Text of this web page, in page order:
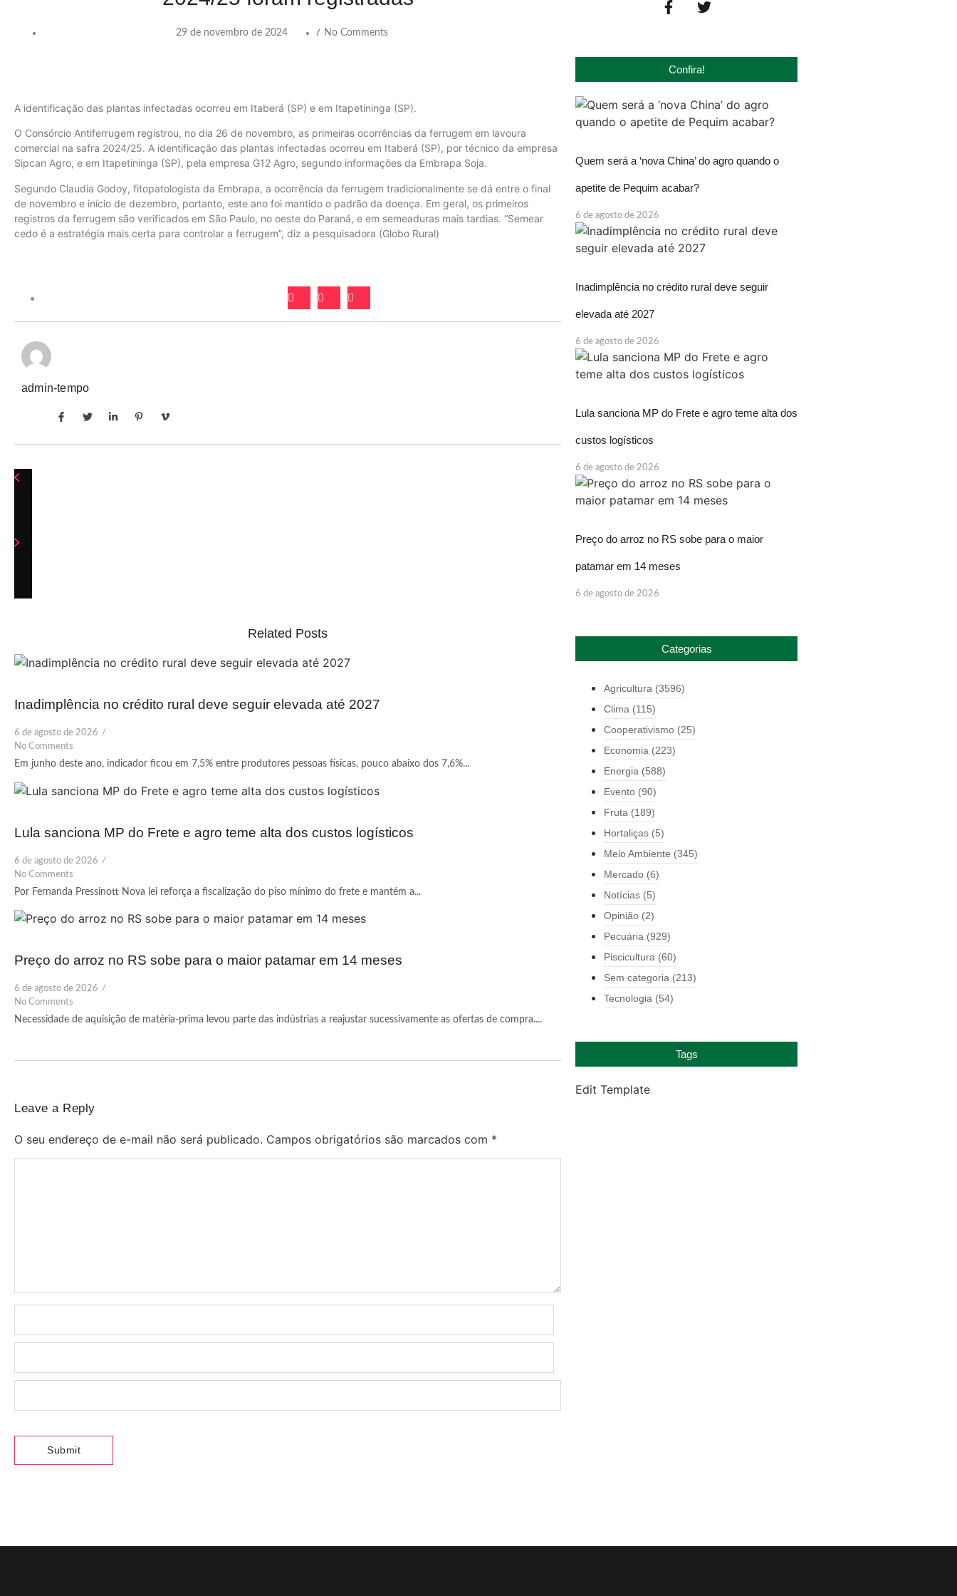
29 de novembro de 2024 / No Comments
A identificação das plantas infectadas ocorreu em Itaberá (SP) e em Itapetininga (SP).
O Consórcio Antiferrugem registrou, no dia 26 de novembro, as primeiras ocorrências da ferrugem em lavoura
comercial na safra 2024/25. A identificação das plantas infectadas ocorreu em Itaberá (SP), por técnico da empresa
Sipcan Agro, e em Itapetininga (SP), pela empresa G12 Agro, segundo informações da Embrapa Soja.
Segundo Claudia Godoy, fitopatologista da Embrapa, a ocorrência da ferrugem tradicionalmente se dá entre o final
de novembro e início de dezembro, portanto, este ano foi mantido o padrão da doença. Em geral, os primeiros
registros da ferrugem são verificados em São Paulo, no oeste do Paraná, e em semeaduras mais tardias. “Semear
cedo é a estratégia mais certa para controlar a ferrugem”, diz a pesquisadora (Globo Rural)
admin-tempo
Related Posts
Inadimplência no crédito rural deve seguir elevada até 2027
6 de agosto de 2026 /
No Comments
Em junho deste ano, indicador ficou em 7,5% entre produtores pessoas físicas, pouco abaixo dos 7,6%...
Lula sanciona MP do Frete e agro teme alta dos custos logísticos
6 de agosto de 2026 /
No Comments
Por Fernanda Pressinott Nova lei reforça a fiscalização do piso mínimo do frete e mantém a...
Preço do arroz no RS sobe para o maior patamar em 14 meses
6 de agosto de 2026 /
No Comments
Necessidade de aquisição de matéria-prima levou parte das indústrias a reajustar sucessivamente as ofertas de compra....
Leave a Reply
O seu endereço de e-mail não será publicado. Campos obrigatórios são marcados com *
Confira!
Quem será a ‘nova China’ do agro quando o
apetite de Pequim acabar?
6 de agosto de 2026
Inadimplência no crédito rural deve seguir
elevada até 2027
6 de agosto de 2026
Lula sanciona MP do Frete e agro teme alta dos
custos logísticos
6 de agosto de 2026
Preço do arroz no RS sobe para o maior
patamar em 14 meses
6 de agosto de 2026
Categorias
Agricultura (3596)
Clima (115)
Cooperativismo (25)
Economia (223)
Energia (588)
Evento (90)
Fruta (189)
Hortaliças (5)
Meio Ambiente (345)
Mercado (6)
Notícias (5)
Opinião (2)
Pecuária (929)
Piscicultura (60)
Sem categoria (213)
Tecnologia (54)
Tags
Edit Template